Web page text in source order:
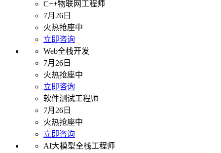
C++物联网工程师
7月26日
火热抢座中
立即咨询
Web全栈开发
7月26日
火热抢座中
立即咨询
软件测试工程师
7月26日
火热抢座中
立即咨询
AI大模型全栈工程师